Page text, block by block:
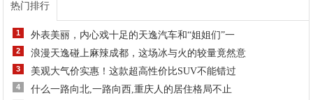
热门排行
1 外表美丽，内心戏十足的天逸汽车和“姐姐们”一
2 浪漫天逸碰上麻辣成都，这场冰与火的较量竟然意
3 美观大气价实惠！这款超高性价比SUV不能错过
4 什么一路向北,一路向西,重庆人的居住格局不止